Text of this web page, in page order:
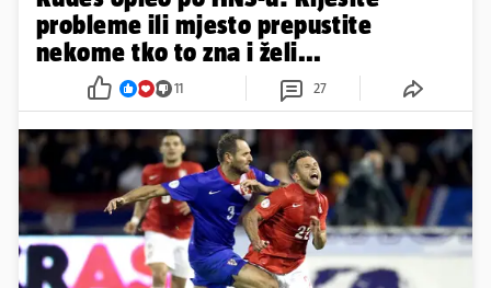
REPOVI AFERE VARGATE
Rudeš opleo po HNS-u: Riješite